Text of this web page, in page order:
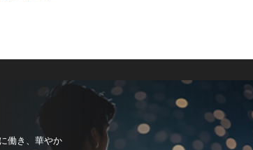
働き、華やか